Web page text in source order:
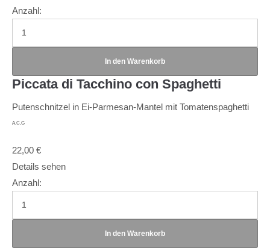
Anzahl:
Piccata di Tacchino con Spaghetti
Putenschnitzel in Ei-Parmesan-Mantel mit Tomatenspaghetti
A,C,G
22,00 €
Details sehen
Anzahl: